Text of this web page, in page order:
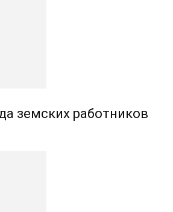
земских работников